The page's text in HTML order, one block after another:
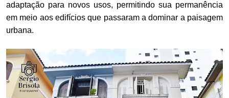
adaptação para novos usos, permitindo sua permanência
em meio aos edifícios que passaram a dominar a paisagem
urbana.